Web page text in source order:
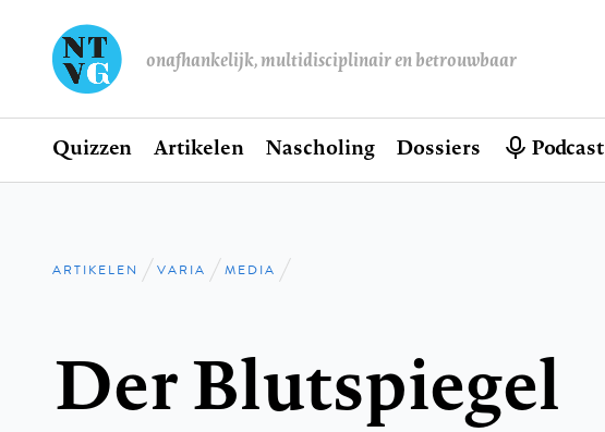
onafhankelijk, multidisciplinair en betrouwbaar
Hoofdnavigatie
Home
Quizzen Artikelen Nascholing Dossiers Podcast
Kruimelpad
ARTIKELEN VARIA MEDIA
Der Blutspiegel